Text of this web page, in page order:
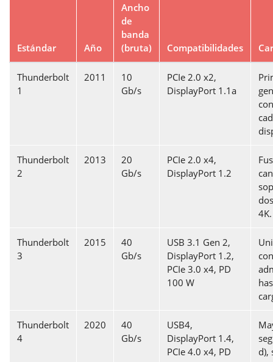
Estándar Año
Ancho
de
banda
(bruta)
Compatibilidades
Thunderbolt
1
2011
10
Gb/s
PCIe 2.0 x2,
DisplayPort 1.1a
Thunderbolt
2
2013
20
Gb/s
PCIe 2.0 x4,
DisplayPort 1.2
4K.
Thunderbolt
3
2015
40
Gb/s
USB 3.1 Gen 2,
DisplayPort 1.2,
PCIe 3.0 x4, PD
100 W
Thunderbolt
4
2020
40
Gb/s
USB4,
DisplayPort 1.4,
PCIe 4.0 x4, PD
d),